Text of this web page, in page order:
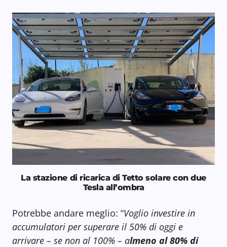
La stazione di ricarica di Tetto solare con due
Tesla all’ombra
Potrebbe andare meglio: “Voglio investire in
accumulatori per superare il 50% di oggi e
arrivare – se non al 100% – almeno al 80% di